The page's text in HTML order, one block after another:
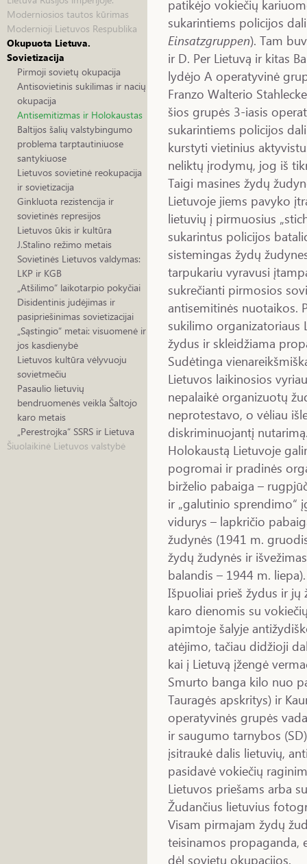
Moderniosios tautos kūrimas
Modernioji Lietuvos Respublika
Okupuota Lietuva.
Sovietizacija
Pirmoji sovietų okupacija
Antisovietinis sukilimas ir nacių
okupacija
Antisemitizmas ir Holokaustas
Baltijos šalių valstybingumo
problema tarptautiniuose
santykiuose
Lietuvos sovietinė reokupacija
ir sovietizacija
Ginkluota rezistencija ir
sovietinės represijos
Lietuvos ūkis ir kultūra
J.Stalino režimo metais
Sovietinės Lietuvos valdymas:
LKP ir KGB
„Atšilimo“ laikotarpio pokyčiai
Disidentinis judėjimas ir
pasipriešinimas sovietizacijai
„Sąstingio“ metai: visuomenė ir
jos kasdienybė
Lietuvos kultūra vėlyvuoju
sovietmečiu
Pasaulio lietuvių
bendruomenės veikla Šaltojo
karo metais
„Perestrojka“ SSRS ir Lietuva
Šiuolaikinė Lietuvos valstybė
patikėjo vokiečių
sukarintiems policijos
Einsatzgruppen). Tam
ir D. Per Lietuvą ir kitas
lydėjo A operatyvinė
Franzo Walterio
šios grupės 3-iasis
sukarintiems policijos
kurstyti vietinius
neliktų įrodymų, jog iš
Taigi masines žydų
Lietuvoje jiems pavyko
lietuvių į pirmuosius
sukarintus policijos
sistemingas žydų
tarpukariu vyravusi
sukrečianti pirmosios
antisemitinės nuotaikos.
sukilimo organizatoriaus
žydus ir skleidžiama
Sudėtinga
Lietuvos laikinosios
nepalaikė organizuotų
neprotestavo, o vėliau
diskriminuojantį
Holokaustą Lietuvoje
pogromai ir pradinės
birželio pabaiga –
ir „galutinio sprendimo“
vidurys – lapkričio
žudynės (1941 m.
žydų žudynės ir
balandis – 1944 m. liepa).
Išpuoliai prieš žydus ir
karo dienomis su
apimtoje šalyje
atėjimo, tačiau didžioji
kai į Lietuvą įžengė
Smurto banga kilo nuo
Tauragės apskritys) ir
operatyvinės grupės
ir saugumo tarnybos
įsitraukė dalis lietuvių,
pasidavė vokiečių
Lietuvos priešams arba
Žudančius lietuvius
Visam pirmajam žydų
teisinamos propaganda,
dėl sovietų okupacijos.